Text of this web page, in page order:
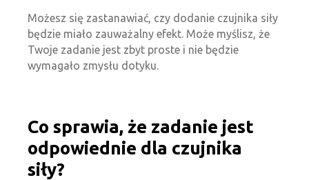
Możesz się zastanawiać, czy dodanie czujnika siły
będzie miało zauważalny efekt. Może myślisz, że
Twoje zadanie jest zbyt proste i nie będzie
wymagało zmysłu dotyku.
Co sprawia, że zadanie jest
odpowiednie dla czujnika
siły?